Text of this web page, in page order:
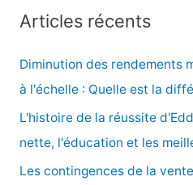
e
r
Articles récents
Diminution des rendements
à l'échelle : Quelle est la
L'histoire de la réussite
nette, l'éducation et les
Les contingences de la